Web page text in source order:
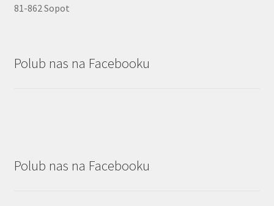
81-862 Sopot
Polub nas na Facebooku
Polub nas na Facebooku